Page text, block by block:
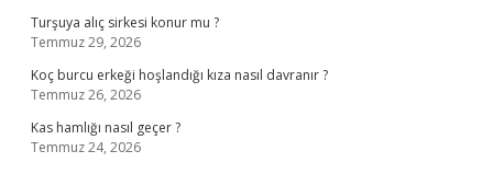
Turşuya alıç sirkesi konur mu ?
Temmuz 29, 2026
Koç burcu erkeği hoşlandığı kıza nasıl davranır ?
Temmuz 26, 2026
Kas hamlığı nasıl geçer ?
Temmuz 24, 2026